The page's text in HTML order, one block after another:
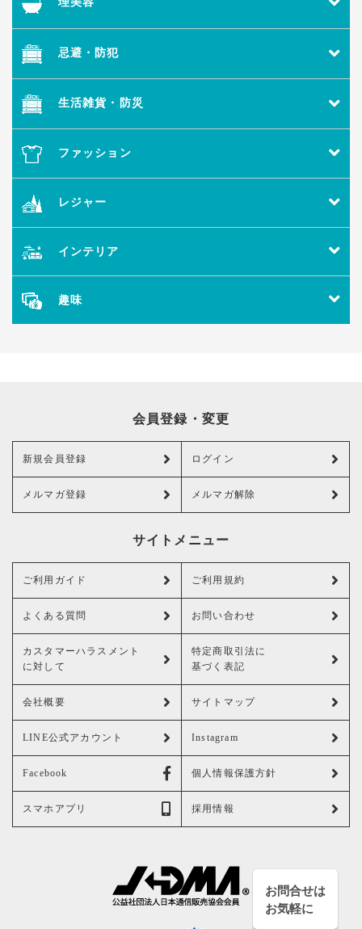
忌避・防犯
生活雑貨・防災
ファッション
レジャー
インテリア
趣味
会員登録・変更
新規会員登録 ログイン
メルマガ登録 メルマガ解除
サイトメニュー
ご利用ガイド ご利用規約
よくある質問 お問い合わせ
カスタマーハラスメント
に対して
特定商取引法に
基づく表記
会社概要 サイトマップ
LINE公式アカウント Instagram
Facebook 個人情報保護方針
スマホアプリ 採用情報
お問合せは
お気軽に